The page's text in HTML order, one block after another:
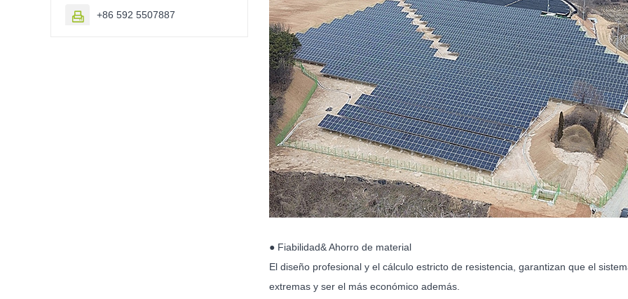
● Fiabilidad& Ahorro de material
El diseño profesional y el cálculo estricto de resistencia, garantizan que el
extremas y ser el más económico además.
 +86 592 5507887